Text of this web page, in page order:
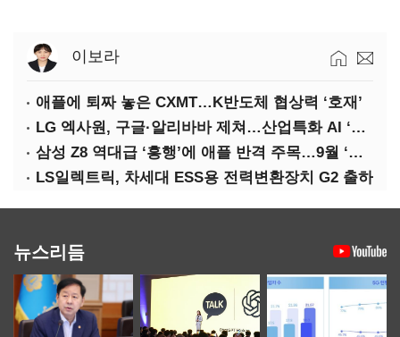
이보라
애플에 퇴짜 놓은 CXMT…K반도체 협상력 ‘호재’
LG 엑사원, 구글·알리바바 제쳐…산업특화 AI ‘속도’
삼성 Z8 역대급 ‘흥행’에 애플 반격 주목…9월 ‘폴더블 대전’
LS일렉트릭, 차세대 ESS용 전력변환장치 G2 출하
뉴스리듬